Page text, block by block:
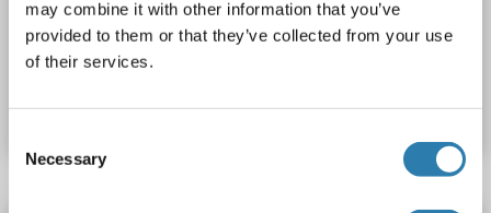
may combine it with other information that you’ve
provided to them or that they’ve collected from your use
of their services.
Selection
Necessary
Biotin
N° du produit ABIN6881276
Fiche technique Détails